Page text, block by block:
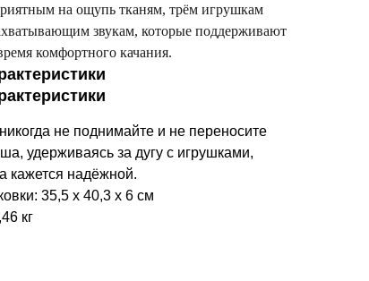
на ощупь тканям, трём игрушкам
звукам, которые поддерживают
комфортного качания.
не поднимайте и не переносите
удерживаясь за дугу с игрушками,
кажется надёжной.
35,5 х 40,3 х 6 см
кг